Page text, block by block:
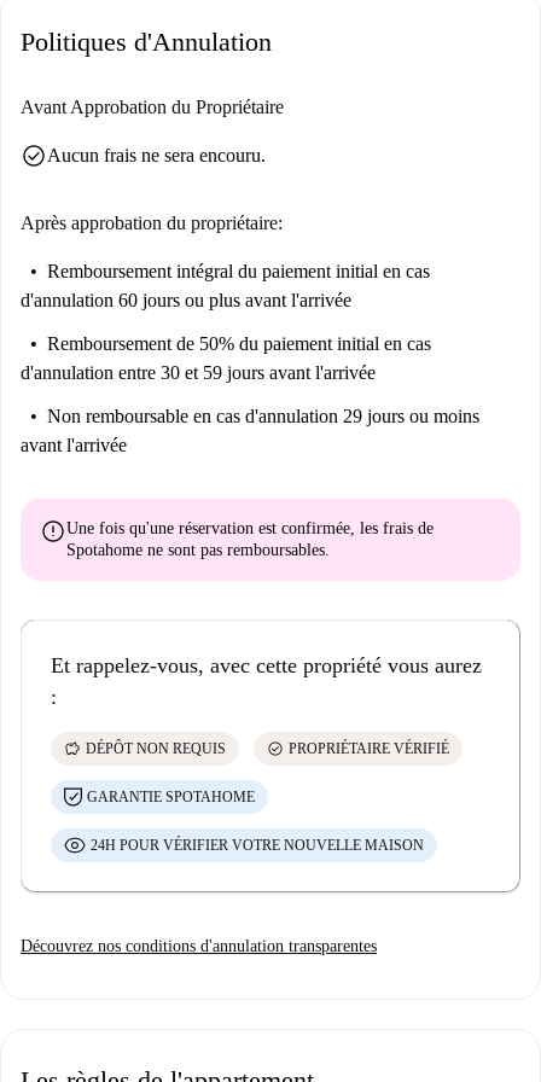
un site touristique majeur. Des restaurants comme Laxmy, Da Zio Pizza
plusieurs autres restaurants et sites historiques tels que Eiernest et
Politiques d'Annulation
Avant Approbation du Propriétaire
check_circleAucun frais ne sera encouru.
Après approbation du propriétaire:
Remboursement intégral du paiement initial en cas
d'annulation 60 jours ou plus avant l'arrivée
Remboursement de 50% du paiement initial en cas
d'annulation entre 30 et 59 jours avant l'arrivée
Non remboursable en cas d'annulation 29 jours ou moins
avant l'arrivée
errorUne fois qu'une réservation est confirmée, les frais de
Spotahome ne sont pas remboursables.
Et rappelez-vous, avec cette propriété vous aurez
:
savings DÉPÔT NON REQUIS check_circle PROPRIÉTAIRE VÉRIFIÉ
GARANTIE SPOTAHOME
24H POUR VÉRIFIER VOTRE NOUVELLE MAISON
Découvrez nos conditions d'annulation transparentes